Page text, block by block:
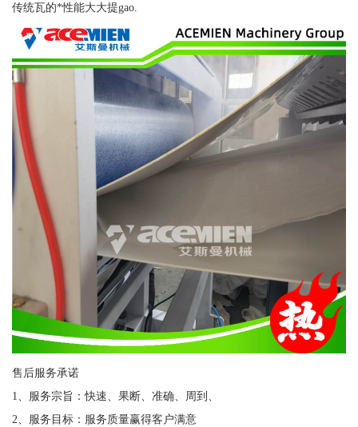
传统瓦的*性能大大提gao.
售后服务承诺
1、服务宗旨：快速、果断、准确、周到、
2、服务目标：服务质量赢得客户满意